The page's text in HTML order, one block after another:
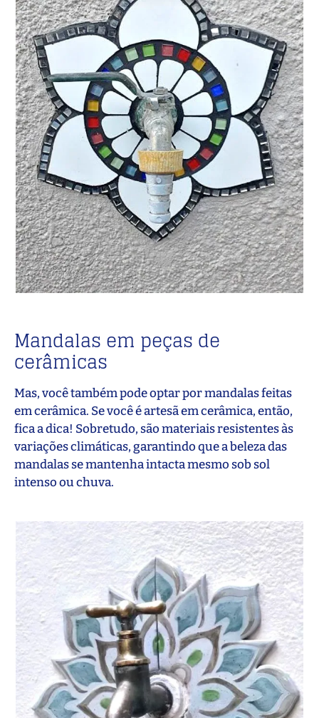
Mandalas em peças de
cerâmicas
Mas, você também pode optar por mandalas feitas
em cerâmica. Se você é artesã em cerâmica, então,
fica a dica! Sobretudo, são materiais resistentes às
variações climáticas, garantindo que a beleza das
mandalas se mantenha intacta mesmo sob sol
intenso ou chuva.